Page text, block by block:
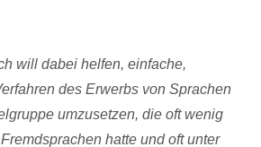
will dabei helfen, einfache,
des Erwerbs von Sprachen
umzusetzen, die oft wenig
hatte und oft unter